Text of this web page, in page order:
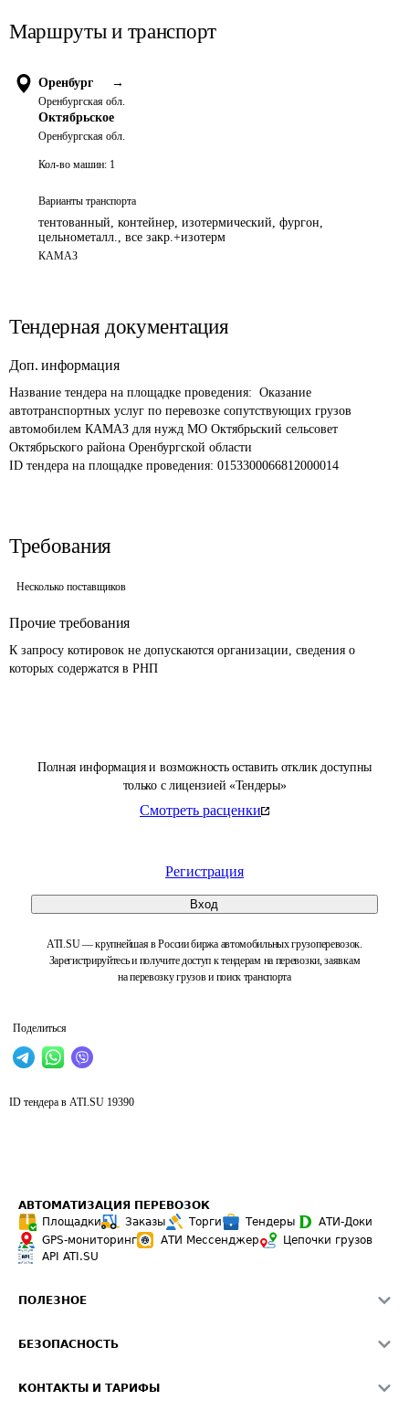
Полная информация и возможность оставить отклик доступны
только с лицензией «Тендеры»
Смотреть расценки
Регистрация
Вход
ATI.SU — крупнейшая в России биржа автомобильных грузоперевозок.
Зарегистрируйтесь и получите доступ к тендерам на перевозки, заявкам
на перевозку грузов и поиск транспорта
Поделиться
Маршруты и транспорт
Оренбург →
Оренбургская обл.
Октябрьское
Оренбургская обл.
Кол-во машин: 1
Варианты транспорта
тентованный, контейнер, изотермический, фургон,
цельнометалл., все закр.+изотерм
КАМАЗ
Тендерная документация
Доп. информация
Название тендера на площадке проведения: Оказание
автотранспортных услуг по перевозке сопутствующих грузов
автомобилем КАМАЗ для нужд МО Октябрьский сельсовет
Октябрьского района Оренбургской области
ID тендера на площадке проведения: 0153300066812000014
Требования
Несколько поставщиков
Прочие требования
К запросу котировок не допускаются организации, сведения о
которых содержатся в РНП
ID тендера в ATI.SU 19390
АВТОМАТИЗАЦИЯ ПЕРЕВОЗОК
Площадки
Заказы Торги Тендеры
АТИ-Доки
GPS-мониторинг
АТИ Мессенджер
Цепочки грузов
API ATI.SU
ПОЛЕЗНОЕ
Звезды ATI.SU на вашем сайте
БЕЗОПАСНОСТЬ
КОНТАКТЫ И ТАРИФЫ